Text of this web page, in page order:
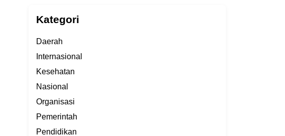
Kategori
Daerah
Internasional
Kesehatan
Nasional
Organisasi
Pemerintah
Pendidikan